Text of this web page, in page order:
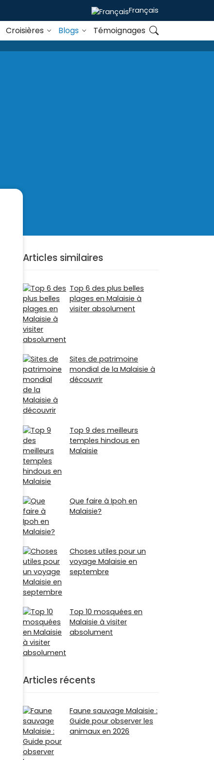
Français
Croisières Blogs Témoignages
Articles similaires
Top 6 des plus belles
plages en Malaisie à
visiter absolument
Sites de patrimoine
mondial de la Malaisie à
découvrir
Top 9 des meilleurs
temples hindous en
Malaisie
Que faire à Ipoh en
Malaisie?
Choses utiles pour un
voyage Malaisie en
septembre
Top 10 mosquées en
Malaisie à visiter
absolument
Articles récents
Faune sauvage Malaisie :
Guide pour observer les
animaux en 2026